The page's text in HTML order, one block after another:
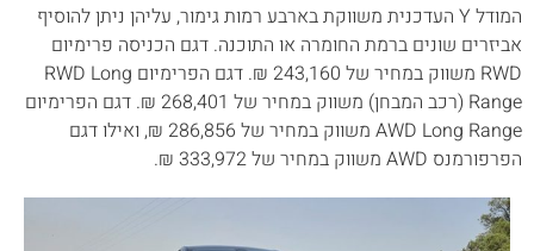
המודל Y העדכנית משווקת בארבע רמות גימור, עליהן ניתן להוסיף
אביזרים שונים ברמת החומרה או התוכנה. דגם הכניסה פרימיום
RWD משווק במחיר של 243,160 ₪. דגם הפרימיום RWD Long
Range (רכב המבחן) משווק במחיר של 268,401 ₪. דגם הפרימיום
AWD Long Range משווק במחיר של 286,856 ₪, ואילו דגם
הפרפורמנס AWD משווק במחיר של 333,972 ₪.